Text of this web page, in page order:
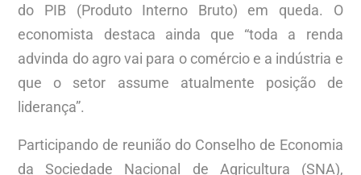
do PIB (Produto Interno Bruto) em queda. O
economista destaca ainda que “toda a renda
advinda do agro vai para o comércio e a indústria e
que o setor assume atualmente posição de
liderança”.
Participando de reunião do Conselho de Economia
da Sociedade Nacional de Agricultura (SNA),